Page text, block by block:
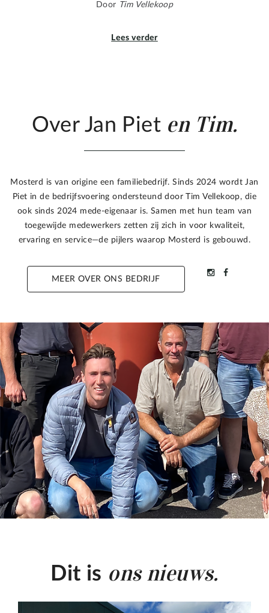
Door Tim Vellekoop
Lees verder
Over Jan Piet en Tim.
Mosterd is van origine een familiebedrijf. Sinds 2024 wordt Jan
Piet in de bedrijfsvoering ondersteund door Tim Vellekoop, die
ook sinds 2024 mede-eigenaar is. Samen met hun team van
toegewijde medewerkers zetten zij zich in voor kwaliteit,
ervaring en service—de pijlers waarop Mosterd is gebouwd.
MEER OVER ONS BEDRIJF
Dit is ons nieuws.